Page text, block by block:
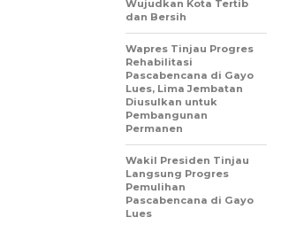
Wujudkan Kota Tertib
dan Bersih
Wapres Tinjau Progres
Rehabilitasi
Pascabencana di Gayo
Lues, Lima Jembatan
Diusulkan untuk
Pembangunan
Permanen
Wakil Presiden Tinjau
Langsung Progres
Pemulihan
Pascabencana di Gayo
Lues